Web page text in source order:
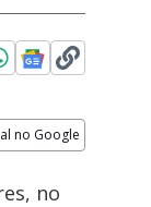
no Google
no